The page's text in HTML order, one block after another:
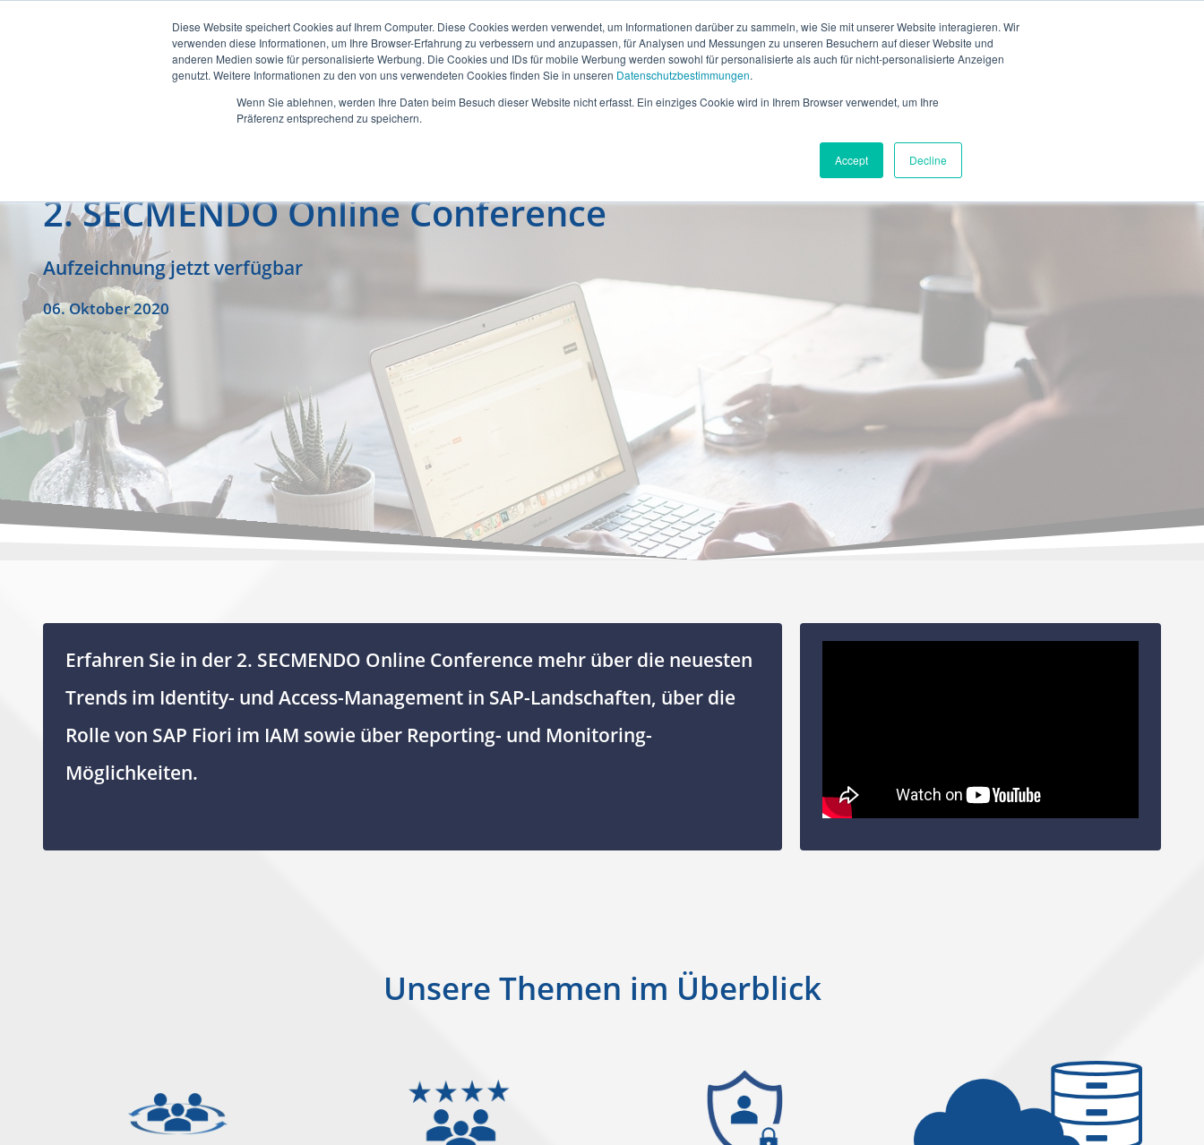
Diese Website speichert Cookies auf Ihrem Computer. Diese Cookies werden verwendet, um Informationen darüber zu sammeln, wie Sie mit unserer Website interagieren. Wir
verwenden diese Informationen, um Ihre Browser-Erfahrung zu verbessern und anzupassen, für Analysen und Messungen zu unseren Besuchern auf dieser Website und
anderen Medien sowie für personalisierte Werbung. Die Cookies und IDs für mobile Werbung werden sowohl für personalisierte als auch für nicht-personalisierte Anzeigen
genutzt. Weitere Informationen zu den von uns verwendeten Cookies finden Sie in unseren Datenschutzbestimmungen.
Wenn Sie ablehnen, werden Ihre Daten beim Besuch dieser Website nicht erfasst. Ein einziges Cookie wird in Ihrem Browser verwendet, um Ihre
Präferenz entsprechend zu speichern.
Accept Decline
2. SECMENDO Online Conference
Aufzeichnung jetzt verfügbar
06. Oktober 2020
Erfahren Sie in der 2. SECMENDO Online Conference mehr über die neuesten
Trends im Identity- und Access-Management in SAP-Landschaften, über die
Rolle von SAP Fiori im IAM sowie über Reporting- und Monitoring-
Möglichkeiten.
Unsere Themen im Überblick